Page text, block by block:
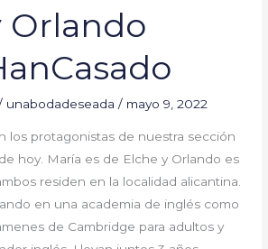
Orlando
unabodadeseada/ mayo 9, 2022
los protagonistas de nuestra sección
hoy. María es de Elche y Orlando es
residen en la localidad alicantina.
en una academia de inglés como
de Cambridge para adultos y